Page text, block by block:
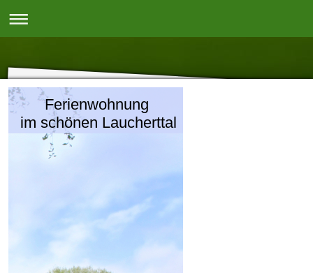
Ferienwohnung
im schönen Laucherttal